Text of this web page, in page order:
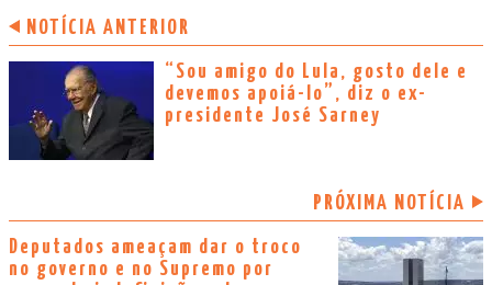
NOTÍCIA ANTERIOR
“Sou amigo do Lula, gosto dele e
devemos apoiá-lo”, diz o ex-
presidente José Sarney
PRÓXIMA NOTÍCIA
Deputados ameaçam dar o troco
no governo e no Supremo por